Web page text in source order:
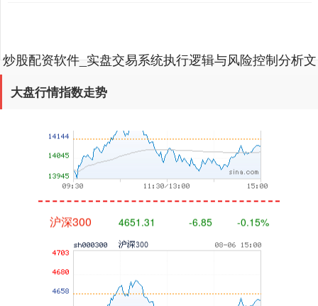
炒股配资软件_实盘交易系统执行逻辑与风险控制分析文
大盘行情指数走势
深证成指 14110.12 -34.08 -0.24%